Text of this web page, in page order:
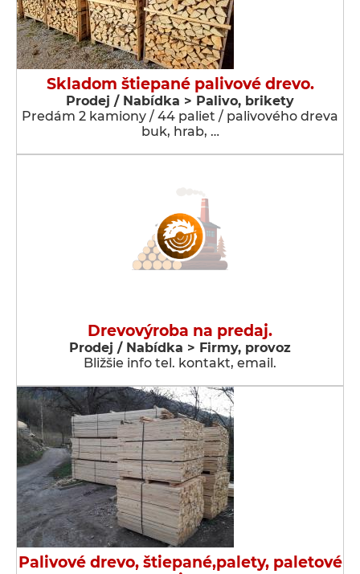
Skladom štiepané palivové drevo.
Prodej / Nabídka > Palivo, brikety
Predám 2 kamiony / 44 paliet / palivového dreva
buk, hrab, …
Drevovýroba na predaj.
Prodej / Nabídka > Firmy, provoz
Bližšie info tel. kontakt, email.
Palivové drevo, štiepané,palety, paletové